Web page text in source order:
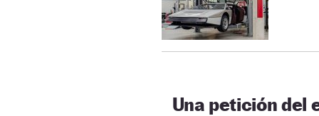
Una petición del